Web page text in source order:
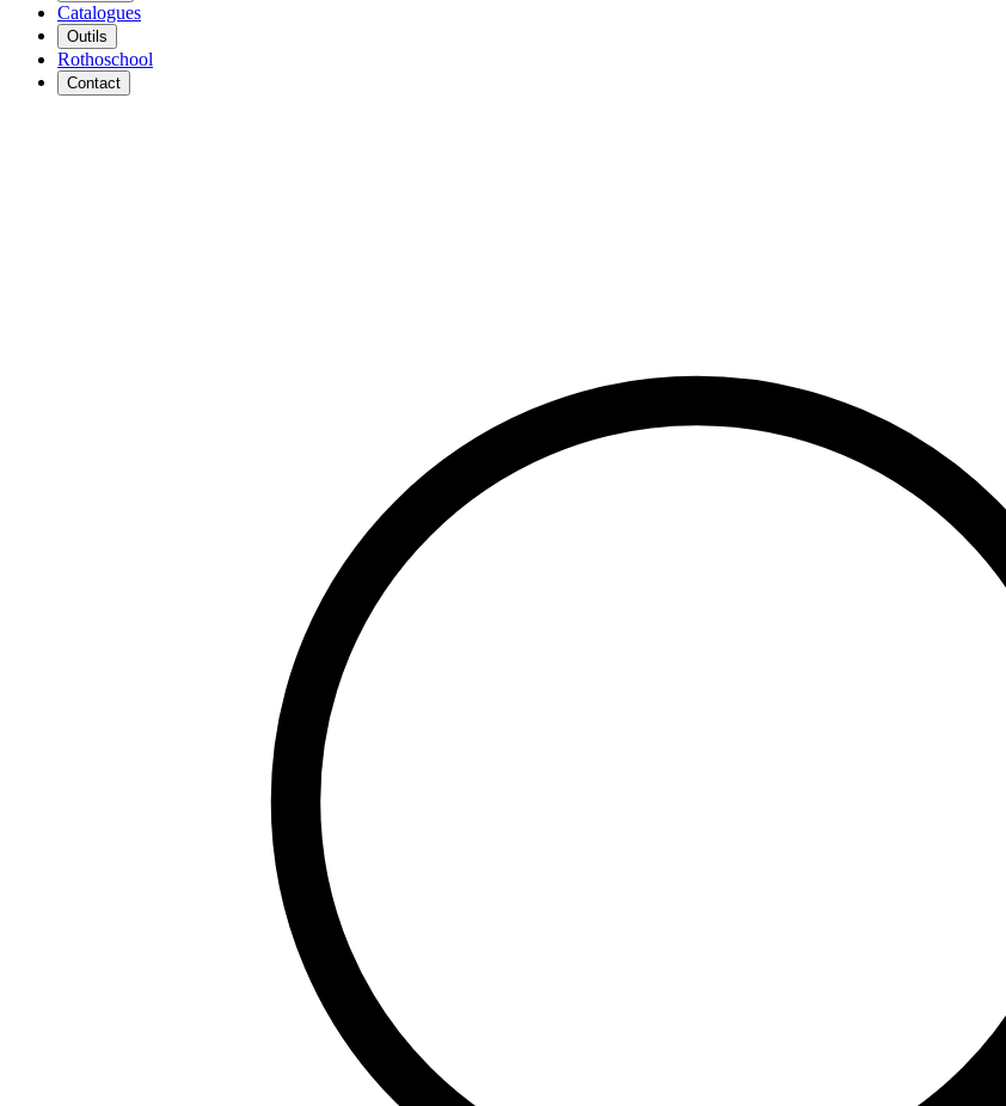
Catalogues
Outils
Rothoschool
Contact